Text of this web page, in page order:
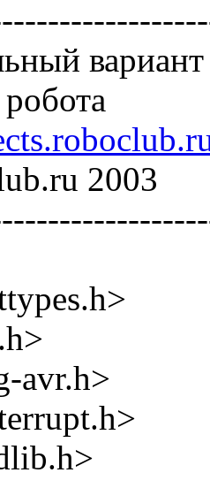
2003
avr.h>